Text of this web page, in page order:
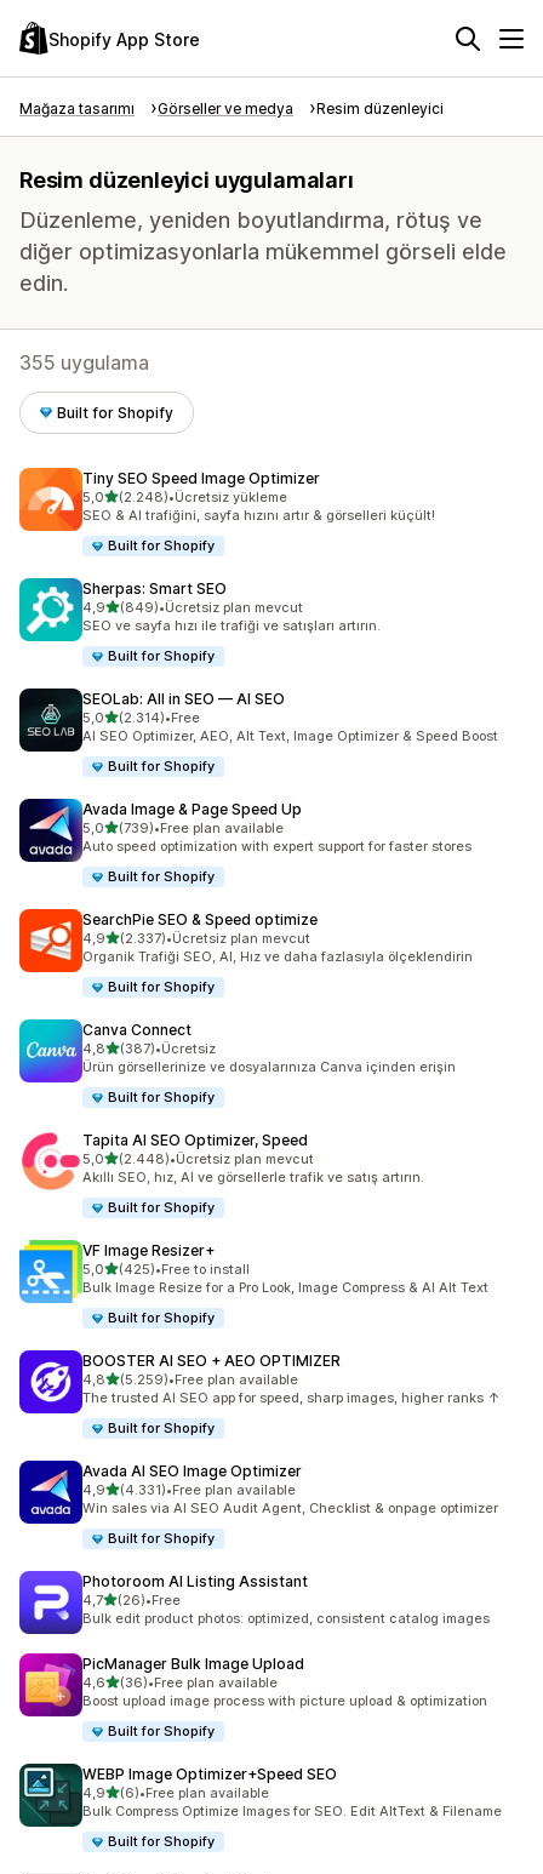
Shopify App Store
Mağaza tasarımı Görseller ve medya Resim düzenleyici
Resim düzenleyici uygulamaları
Düzenleme, yeniden boyutlandırma, rötuş ve
diğer optimizasyonlarla mükemmel görseli elde
edin.
355 uygulama
Built for Shopify
Tiny SEO Speed Image Optimizer
5,05 yıldız üzerinden
(2.248)
toplam 2248 değerlendirme
•Ücretsiz yükleme
SEO & AI trafiğini, sayfa hızını artır & görselleri küçült!
Built for Shopify
Sherpas: Smart SEO
4,95 yıldız üzerinden
(849)
toplam 849 değerlendirme
•Ücretsiz plan mevcut
SEO ve sayfa hızı ile trafiği ve satışları artırın.
Built for Shopify
SEOLab: All in SEO — AI SEO
5,05 yıldız üzerinden
(2.314)
toplam 2314 değerlendirme
•Free
AI SEO Optimizer, AEO, Alt Text, Image Optimizer & Speed Boost
Built for Shopify
Avada Image & Page Speed Up
5,05 yıldız üzerinden
(739)
toplam 739 değerlendirme
•Free plan available
Auto speed optimization with expert support for faster stores
Built for Shopify
SearchPie SEO & Speed optimize
4,95 yıldız üzerinden
(2.337)
toplam 2337 değerlendirme
•Ücretsiz plan mevcut
Organik Trafiği SEO, AI, Hız ve daha fazlasıyla ölçeklendirin
Built for Shopify
Canva Connect
4,85 yıldız üzerinden
(387)
toplam 387 değerlendirme
•Ücretsiz
Ürün görsellerinize ve dosyalarınıza Canva içinden erişin
Built for Shopify
Tapita AI SEO Optimizer, Speed
5,05 yıldız üzerinden
(2.448)
toplam 2448 değerlendirme
•Ücretsiz plan mevcut
Akıllı SEO, hız, AI ve görsellerle trafik ve satış artırın.
Built for Shopify
VF Image Resizer+
5,05 yıldız üzerinden
(425)
toplam 425 değerlendirme
•Free to install
Bulk Image Resize for a Pro Look, Image Compress & AI Alt Text
Built for Shopify
BOOSTER AI SEO + AEO OPTIMIZER
4,85 yıldız üzerinden
(5.259)
toplam 5259 değerlendirme
•Free plan available
The trusted AI SEO app for speed, sharp images, higher ranks ↑
Built for Shopify
Avada AI SEO Image Optimizer
4,95 yıldız üzerinden
(4.331)
toplam 4331 değerlendirme
•Free plan available
Win sales via AI SEO Audit Agent, Checklist & onpage optimizer
Built for Shopify
Photoroom AI Listing Assistant
4,75 yıldız üzerinden
(26)
toplam 26 değerlendirme
•Free
Bulk edit product photos: optimized, consistent catalog images
PicManager Bulk Image Upload
4,65 yıldız üzerinden
(36)
toplam 36 değerlendirme
•Free plan available
Boost upload image process with picture upload & optimization
Built for Shopify
WEBP Image Optimizer+Speed SEO
4,95 yıldız üzerinden
(6)
toplam 6 değerlendirme
•Free plan available
Bulk Compress Optimize Images for SEO. Edit AltText & Filename
Built for Shopify